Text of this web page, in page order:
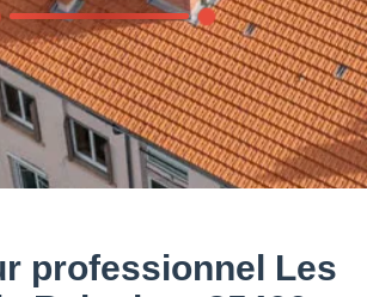
professionnel Les